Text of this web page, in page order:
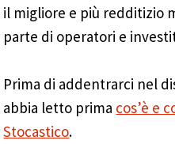
il migliore e più redditizio
parte di operatori e
Prima di addentrarci nel
abbia letto prima cos’è e
Stocastico.